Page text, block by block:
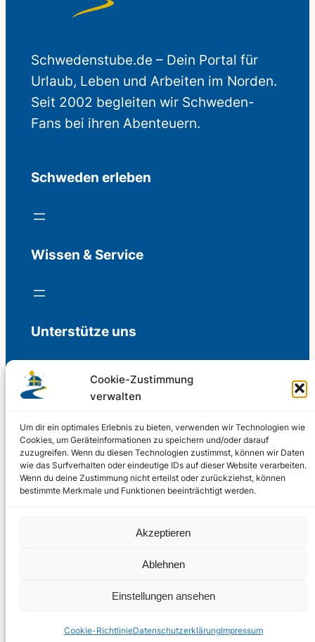
Cookie-Zustimmung
verwalten
Um dir ein optimales Erlebnis zu bieten, verwenden wir Technologien wie
Cookies, um Geräteinformationen zu speichern und/oder darauf
zuzugreifen. Wenn du diesen Technologien zustimmst, können wir Daten
wie das Surfverhalten oder eindeutige IDs auf dieser Website verarbeiten.
Wenn du deine Zustimmung nicht erteilst oder zurückziehst, können
bestimmte Merkmale und Funktionen beeinträchtigt werden.
Akzeptieren
Ablehnen
Einstellungen ansehen
Cookie-RichtlinieDatenschutzerklärungImpressum
Schwedenstube.de – Dein Portal für
Urlaub, Leben und Arbeiten im Norden.
Seit 2002 begleiten wir Schweden-
Fans bei ihren Abenteuern.
Schweden erleben
Wissen & Service
Unterstütze uns
Freiwillige Spenden für die Aufrechterhaltung
Support us
© 2002 – 2026